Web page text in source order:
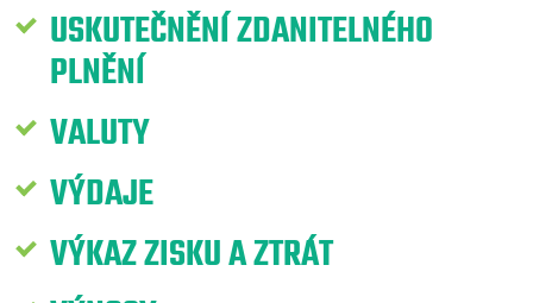
USKUTEČNĚNÍ ZDANITELNÉHO
PLNĚNÍ
VALUTY
VÝDAJE
VÝKAZ ZISKU A ZTRÁT